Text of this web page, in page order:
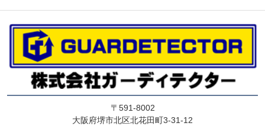
〒591-8002
大阪府堺市北区北花田町3-31-12